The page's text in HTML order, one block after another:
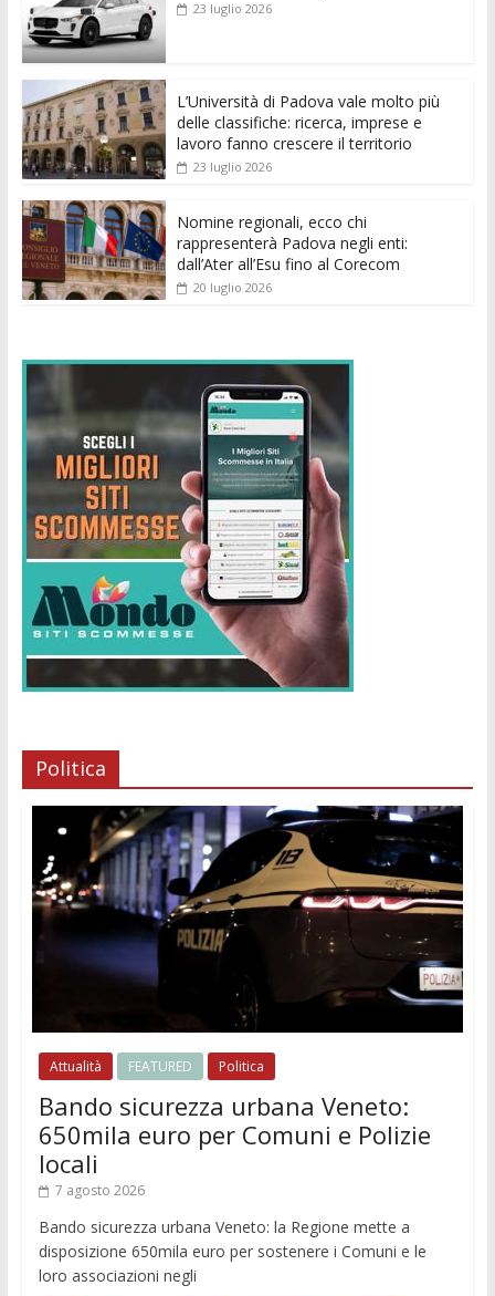
o
o
k p er
23 luglio 2026
L’Università di Padova vale molto più
delle classifiche: ricerca, imprese e
lavoro fanno crescere il territorio
23 luglio 2026
Nomine regionali, ecco chi
rappresenterà Padova negli enti:
dall’Ater all’Esu fino al Corecom
20 luglio 2026
Politica
Attualità FEATURED Politica
Bando sicurezza urbana Veneto:
650mila euro per Comuni e Polizie
locali
7 agosto 2026
Bando sicurezza urbana Veneto: la Regione mette a
disposizione 650mila euro per sostenere i Comuni e le
loro associazioni negli